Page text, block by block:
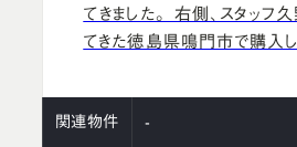
てきました。 右側、スタッフ
てきた徳島県鳴門市で購入
関連物件 -